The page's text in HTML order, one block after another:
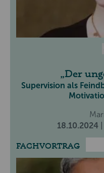
Der
Supervision als
18.10.2024
FACHVORTRAG